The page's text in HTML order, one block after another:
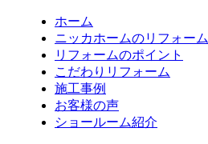
ホーム
ニッカホームのリフォーム
リフォームのポイント
こだわりリフォーム
施工事例
お客様の声
ショールーム紹介